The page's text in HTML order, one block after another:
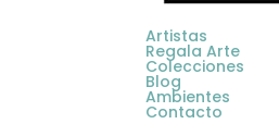
Artistas
Regala Arte
Colecciones
Blog
Ambientes
Contacto